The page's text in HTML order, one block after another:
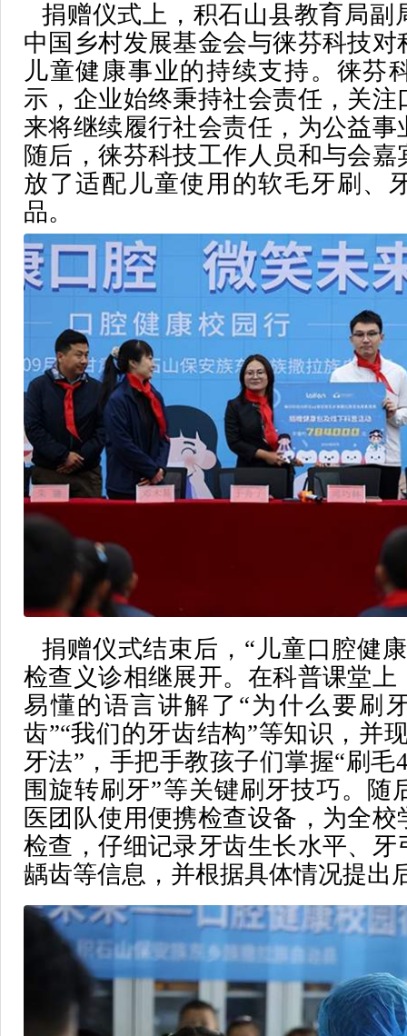
捐赠仪式上，积石山县教育局副
中国乡村发展基金会与徕芬科技对
儿童健康事业的持续支持。徕芬
示，企业始终秉持社会责任，关注
来将继续履行社会责任，为公益事
随后，徕芬科技工作人员和与会
放了适配儿童使用的软毛牙刷、
品。
捐赠仪式结束后，“儿童口腔健
检查义诊相继展开。在科普课堂上
易懂的语言讲解了“为什么要刷
齿”“我们的牙齿结构”等知识，并
牙法”，手把手教孩子们掌握“刷毛
围旋转刷牙”等关键刷牙技巧。随
医团队使用便携检查设备，为全
检查，仔细记录牙齿生长水平、牙
龋齿等信息，并根据具体情况提出